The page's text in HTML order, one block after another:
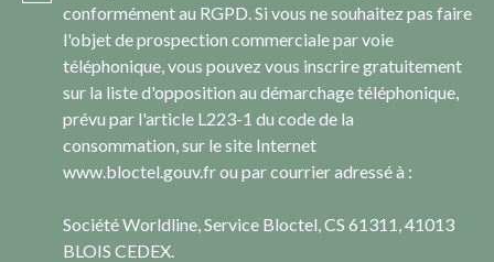
conformément au RGPD. Si vous ne souhaitez pas faire
l'objet de prospection commerciale par voie
téléphonique, vous pouvez vous inscrire gratuitement
sur la liste d'opposition au démarchage téléphonique,
prévu par l'article L223-1 du code de la
consommation, sur le site Internet
www.bloctel.gouv.fr ou par courrier adressé à :
Société Worldline, Service Bloctel, CS 61311, 41013
BLOIS CEDEX.